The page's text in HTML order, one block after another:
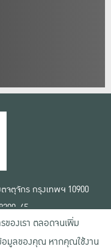
จตุจักร กรุงเทพฯ 10900
45
ต์
น
ของเรา ตลอดจนเพิ่ม
อมูลของคุณ หากคุณใช้งาน